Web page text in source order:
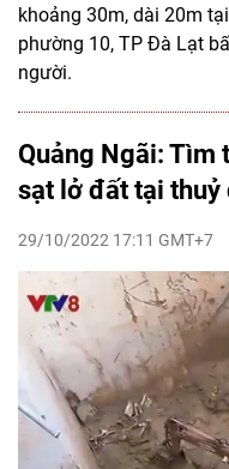
khoảng 30m, dài 20m
phường 10, TP Đà Lạt
người.
Quảng Ngãi: Tìm
sạt lở đất tại thuỷ
29/10/2022 17:11 GMT+7